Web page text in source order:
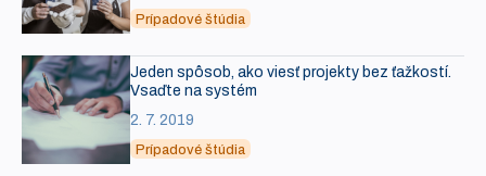
Prípadové štúdia
Jeden spôsob, ako viesť projekty bez ťažkostí.
Vsaďte na systém
2. 7. 2019
Prípadové štúdia